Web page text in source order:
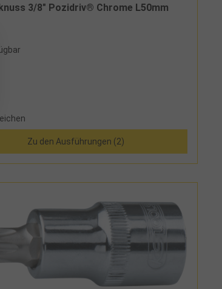
3/8" Pozidriv® Chrome L50mm
Zu den Ausführungen (2)